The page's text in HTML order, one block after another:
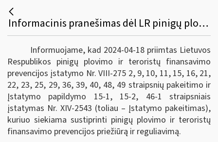
Informacinis pranešimas dėl LR pinigų plovimo ir teroristų finansavimo prevencijos įstatymo pakeitimo ir papildymo
Informuojame, kad 2024-04-18 priimtas Lietuvos
Respublikos pinigų plovimo ir teroristų finansavimo
prevencijos įstatymo Nr. VIII-275 2, 9, 10, 11, 15, 16, 21,
22, 23, 25, 29, 36, 39, 40, 48, 49 straipsnių pakeitimo ir
Įstatymo papildymo 15-1, 15-2, 46-1 straipsniais
įstatymas Nr. XIV-2543 (toliau – Įstatymo pakeitimas),
kuriuo siekiama sustiprinti pinigų plovimo ir teroristų
finansavimo prevencijos priežiūrą ir reguliavimą.